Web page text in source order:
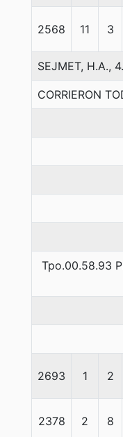
2568 11 3
SEJMET, H.A.,
CORRIERON
Tpo.00.58.93
2693 1 2
2378 2 8